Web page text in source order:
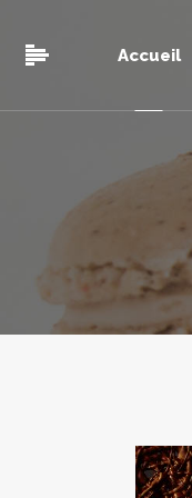
Accueil